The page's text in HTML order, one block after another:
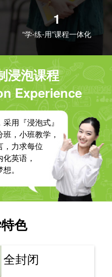
1
“学-练-用”课程一体化
浸泡课程
Experience
用『浸泡式』
，小班教学，
，力求每位
英语，
。
色
全封闭